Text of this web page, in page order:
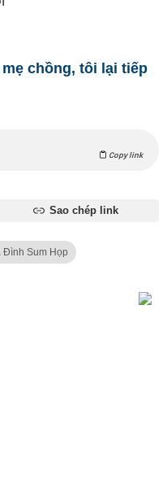
chồng, tôi lại tiếp
Copy link
Sao chép link
Đình Sum Họp